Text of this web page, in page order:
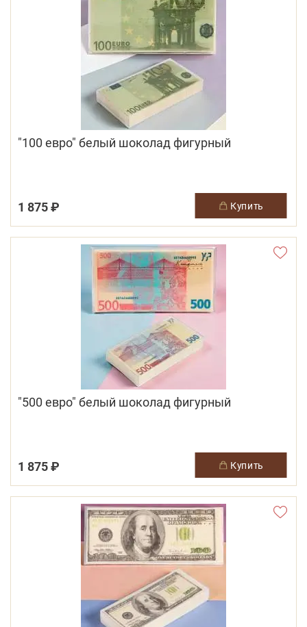
"100 евро" белый шоколад фигурный
1 875 ₽ купить
"500 евро" белый шоколад фигурный
1 875 ₽ купить